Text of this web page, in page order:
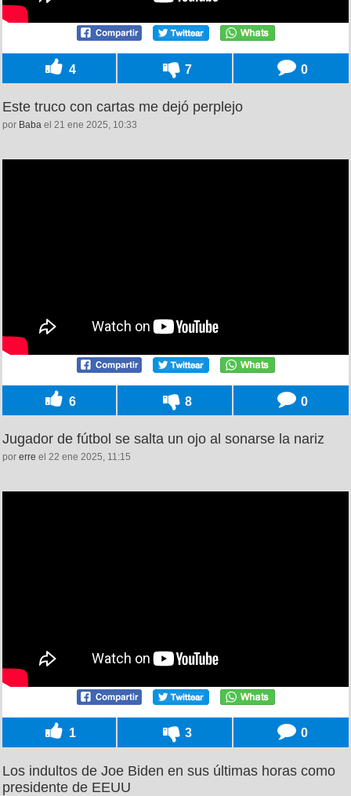
4 7 0
Este truco con cartas me dejó perplejo
por Baba el 21 ene 2025, 10:33
6 8 0
Jugador de fútbol se salta un ojo al sonarse la nariz
por erre el 22 ene 2025, 11:15
1 3 0
Los indultos de Joe Biden en sus últimas horas como
presidente de EEUU